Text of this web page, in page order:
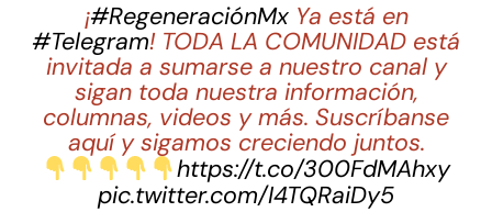
¡#RegeneraciónMxYa está en
#Telegram! TODA LA COMUNIDAD está
invitada a sumarse a nuestro canal y
sigan toda nuestra información,
columnas, videos y más. Suscríbanse
aquí y sigamos creciendo juntos.
https://t.co/300FdMAhxy
pic.twitter.com/I4TQRaiDy5